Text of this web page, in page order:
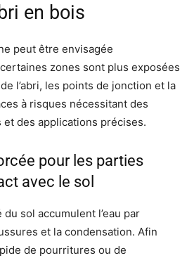
en bois
peut être envisagée
zones sont plus exposées
l’abri, les points de jonction et la
à risques nécessitant des
des applications précises.
pour les parties
avec le sol
sol accumulent l’eau par
et la condensation. Afin
de pourritures ou de